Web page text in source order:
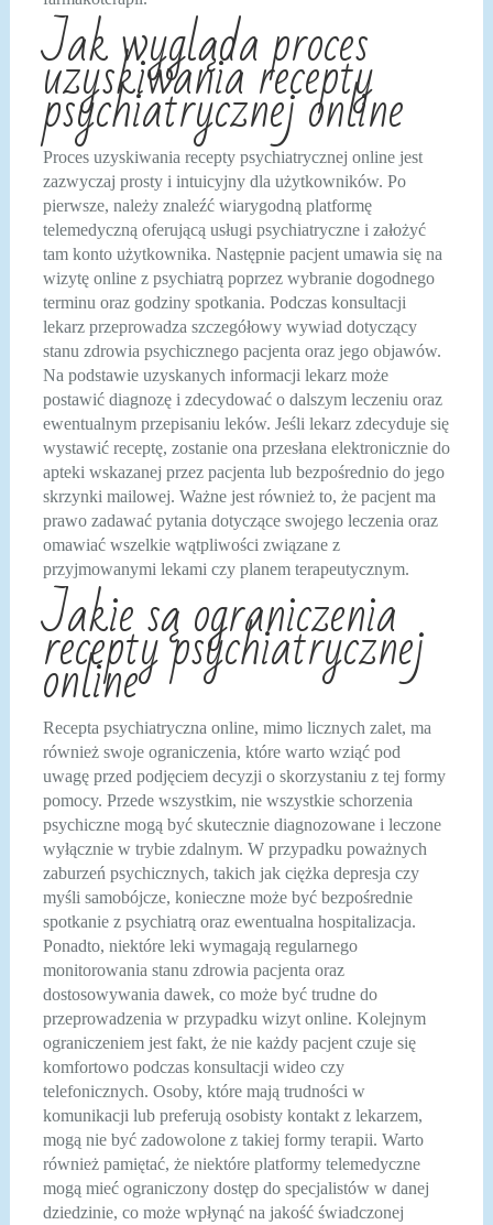
Jak wygląda proces
uzyskiwania recepty
psychiatrycznej online
Proces uzyskiwania recepty psychiatrycznej online jest
zazwyczaj prosty i intuicyjny dla użytkowników. Po
pierwsze, należy znaleźć wiarygodną platformę
telemedyczną oferującą usługi psychiatryczne i założyć
tam konto użytkownika. Następnie pacjent umawia się na
wizytę online z psychiatrą poprzez wybranie dogodnego
terminu oraz godziny spotkania. Podczas konsultacji
lekarz przeprowadza szczegółowy wywiad dotyczący
stanu zdrowia psychicznego pacjenta oraz jego objawów.
Na podstawie uzyskanych informacji lekarz może
postawić diagnozę i zdecydować o dalszym leczeniu oraz
ewentualnym przepisaniu leków. Jeśli lekarz zdecyduje się
wystawić receptę, zostanie ona przesłana elektronicznie do
apteki wskazanej przez pacjenta lub bezpośrednio do jego
skrzynki mailowej. Ważne jest również to, że pacjent ma
prawo zadawać pytania dotyczące swojego leczenia oraz
omawiać wszelkie wątpliwości związane z
przyjmowanymi lekami czy planem terapeutycznym.
Jakie są ograniczenia
recepty psychiatrycznej
online
Recepta psychiatryczna online, mimo licznych zalet, ma
również swoje ograniczenia, które warto wziąć pod
uwagę przed podjęciem decyzji o skorzystaniu z tej formy
pomocy. Przede wszystkim, nie wszystkie schorzenia
psychiczne mogą być skutecznie diagnozowane i leczone
wyłącznie w trybie zdalnym. W przypadku poważnych
zaburzeń psychicznych, takich jak ciężka depresja czy
myśli samobójcze, konieczne może być bezpośrednie
spotkanie z psychiatrą oraz ewentualna hospitalizacja.
Ponadto, niektóre leki wymagają regularnego
monitorowania stanu zdrowia pacjenta oraz
dostosowywania dawek, co może być trudne do
przeprowadzenia w przypadku wizyt online. Kolejnym
ograniczeniem jest fakt, że nie każdy pacjent czuje się
komfortowo podczas konsultacji wideo czy
telefonicznych. Osoby, które mają trudności w
komunikacji lub preferują osobisty kontakt z lekarzem,
mogą nie być zadowolone z takiej formy terapii. Warto
również pamiętać, że niektóre platformy telemedyczne
mogą mieć ograniczony dostęp do specjalistów w danej
dziedzinie, co może wpłynąć na jakość świadczonej